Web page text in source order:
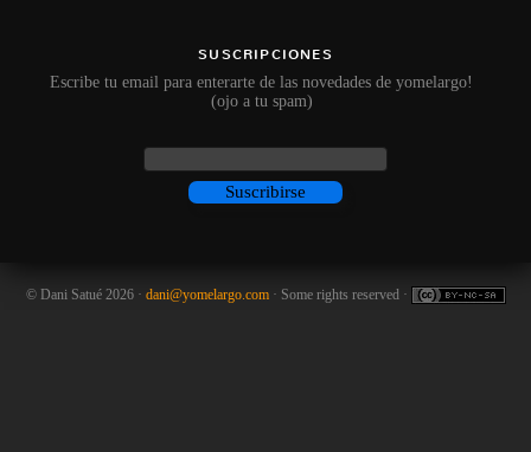
SUSCRIPCIONES
Escribe tu email para enterarte de las novedades de yomelargo!
(ojo a tu spam)
© Dani Satué 2026 · dani@yomelargo.com· Some rights reserved ·